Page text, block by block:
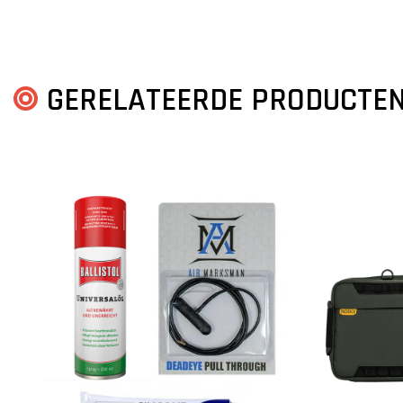
GERELATEERDE